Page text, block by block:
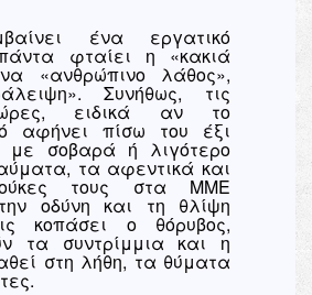
ένα εργατικό
φταίει η «κακιά
«ανθρώπινο λάθος»,
Συνήθως, τις
ειδικά αν το
αφήνει πίσω του έξι
με σοβαρά ή λιγότερο
τα αφεντικά και
τους στα ΜΜΕ
οδύνη και τη θλίψη
κοπάσει ο θόρυβος,
τα συντρίμμια και η
στη λήθη, τα θύματα